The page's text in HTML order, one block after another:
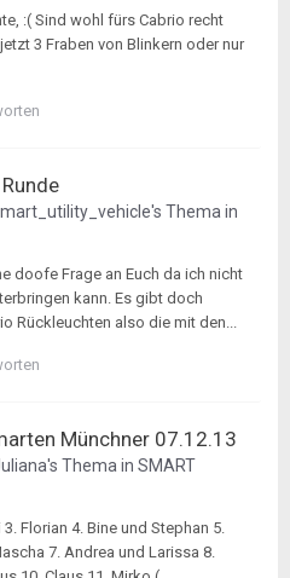
:( Sind wohl fürs Cabrio recht
3 Fraben von Blinkern oder nur
's Thema in
doofe Frage an Euch da ich nicht
kann. Es gibt doch
Rückleuchten also die mit den...
Münchner 07.12.13
's Thema in SMART
Florian 4. Bine und Stephan 5.
7. Andrea und Larissa 8.